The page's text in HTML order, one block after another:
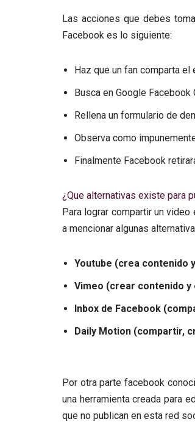
Las acciones que debes
Facebook es lo siguiente:
Haz que un fan comparta
Busca en Google
Rellena un formulario de
Observa como
Finalmente Facebook
¿Que alternativas existe para
Para lograr compartir un
a mencionar algunas
Youtube (crea contenido
Vimeo (crear contenido
Inbox de Facebook
Daily Motion (compartir,
Por otra parte facebook
una herramienta creada para
que no publican en esta red